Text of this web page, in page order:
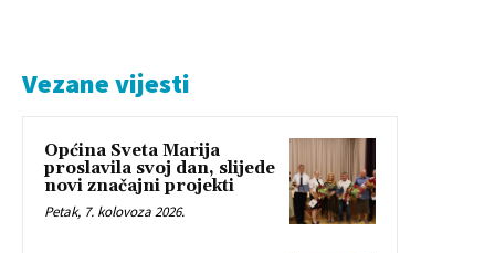
Vezane vijesti
Općina Sveta Marija
proslavila svoj dan, slijede
novi značajni projekti
Petak, 7. kolovoza 2026.